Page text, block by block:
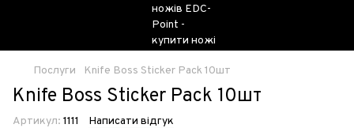
Послуги Knife Boss Sticker Pack 10шт
Knife Boss Sticker Pack 10шт
Артикул: 1111 Написати відгук